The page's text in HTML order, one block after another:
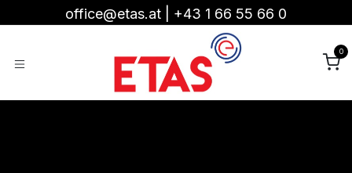
Zum Inhalt springen
office@etas.at +43 1 66 55 66 0
0